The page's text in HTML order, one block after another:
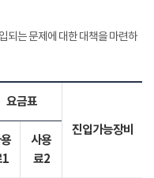
되는 문제에 대한 대책을 마련하
요금표
진입가능장비
1
사용
료2